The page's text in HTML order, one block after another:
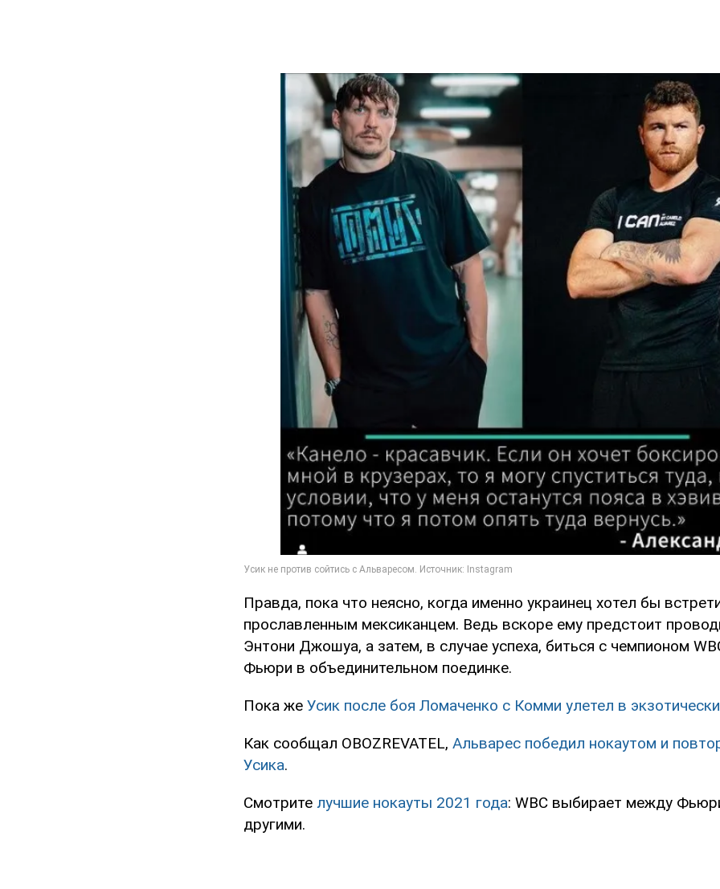
Правда, пока что неясно, когда именно украинец хотел бы
прославленным мексиканцем. Ведь вскоре ему предстоит
Энтони Джошуа, а затем, в случае успеха, биться с чемпионом
Фьюри в объединительном поединке.
Пока же Усик после боя Ломаченко с Комми улетел в
Как сообщал OBOZREVATEL, Альварес победил нокаутом и
Усика.
Смотрите лучшие нокауты 2021 года: WBC выбирает между
другими.